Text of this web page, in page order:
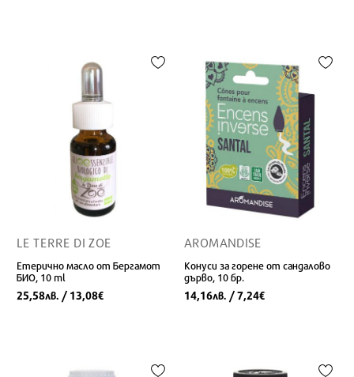
LE TERRE DI ZOE
Етерично масло от Бергамот
БИО, 10 ml
25,58лв. / 13,08€
AROMANDISE
Конуси за горене от сандалово
дърво, 10 бр.
14,16лв. / 7,24€